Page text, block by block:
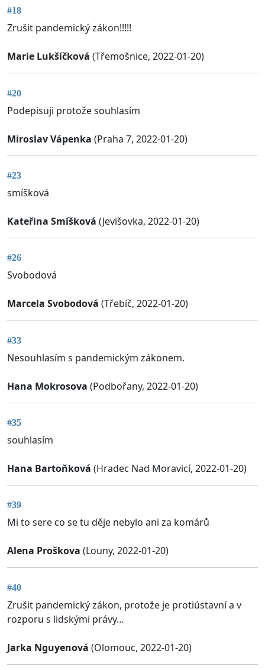
#18
Zrušit pandemický zákon!!!!!
Marie Lukšíčková (Třemošnice, 2022-01-20)
#20
Podepisuji protože souhlasím
Miroslav Vápenka (Praha 7, 2022-01-20)
#23
smíšková
Kateřina Smíšková (Jevišovka, 2022-01-20)
#26
Svobodová
Marcela Svobodová (Třebíč, 2022-01-20)
#33
Nesouhlasím s pandemickým zákonem.
Hana Mokrosova (Podbořany, 2022-01-20)
#35
souhlasím
Hana Bartoňková (Hradec Nad Moravicí, 2022-01-20)
#39
Mi to sere co se tu děje nebylo ani za komárů
Alena Proškova (Louny, 2022-01-20)
#40
Zrušit pandemický zákon, protože je protiústavní a v
rozporu s lidskými právy…
Jarka Nguyenová (Olomouc, 2022-01-20)